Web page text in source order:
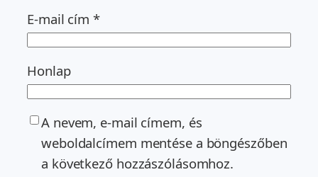
E-mail cím *
Honlap
A nevem, e-mail címem, és
weboldalcímem mentése a böngészőben
a következő hozzászólásomhoz.